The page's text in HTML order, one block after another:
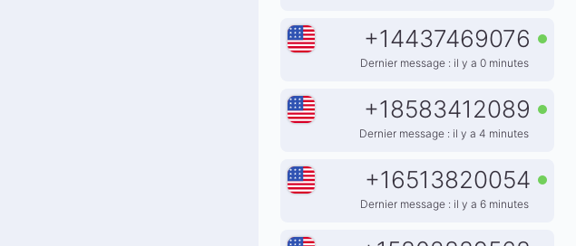
+14437469076
Dernier message : il y a 0 minutes
+18583412089
Dernier message : il y a 4 minutes
+16513820054
Dernier message : il y a 6 minutes